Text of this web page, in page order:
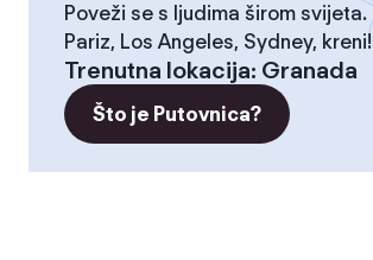
Poveži se s ljudima širom svijeta.
Pariz, Los Angeles, Sydney, kreni!
Trenutna lokacija: Granada
Što je Putovnica?